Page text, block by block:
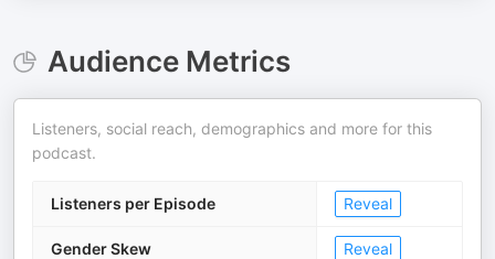
Audience Metrics
Listeners, social reach, demographics and more for this
podcast.
Listeners per Episode Reveal
Gender Skew Reveal